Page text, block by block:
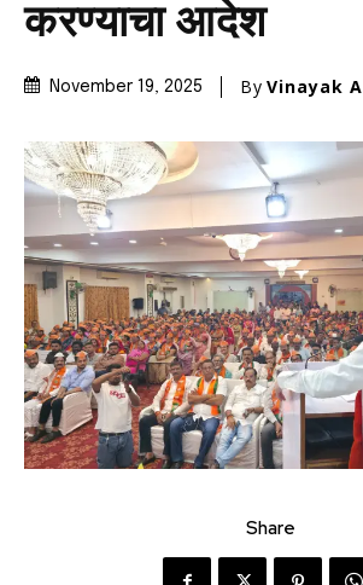
करण्याचा आदेश
November 19, 2025 By Vinayak A
Share